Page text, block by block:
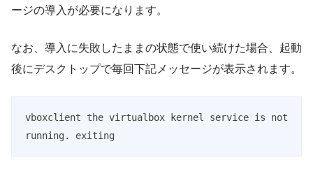
ージの導入が必要になります。
なお、導入に失敗したままの状態で使い続けた場合、起動
後にデスクトップで毎回下記メッセージが表示されます。
vboxclient the virtualbox kernel service is not
running. exiting